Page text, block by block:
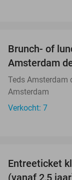
TODAY
Brunch- of
Amsterdam
Teds Amsterdam
Amsterdam
Verkocht: 7
Entreeticket
(vanaf 2,5